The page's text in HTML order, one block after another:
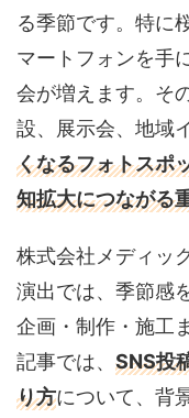
る季節です。特に
マートフォンを手
会が増えます。そ
設、展示会、地域
くなるフォトスポ
知拡大につながる
株式会社メディッ
演出では、季節感
企画・制作・施工
記事では、 SNS投
り方について、背